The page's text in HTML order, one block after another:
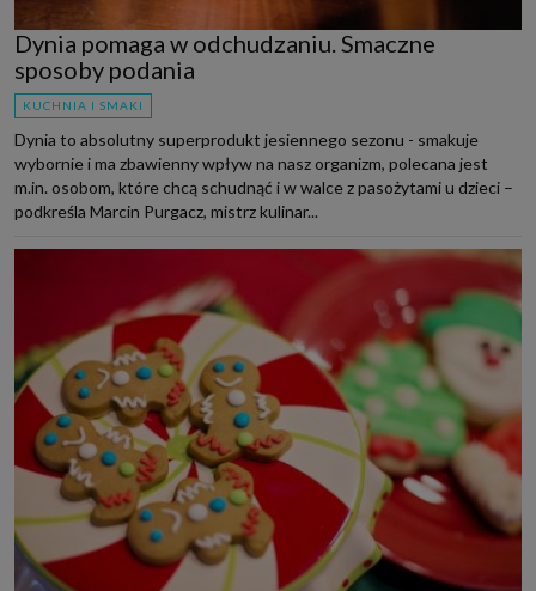
Dynia pomaga w odchudzaniu. Smaczne
sposoby podania
KUCHNIA I SMAKI
Dynia to absolutny superprodukt jesiennego sezonu - smakuje
wybornie i ma zbawienny wpływ na nasz organizm, polecana jest
m.in. osobom, które chcą schudnąć i w walce z pasożytami u dzieci –
podkreśla Marcin Purgacz, mistrz kulinar...